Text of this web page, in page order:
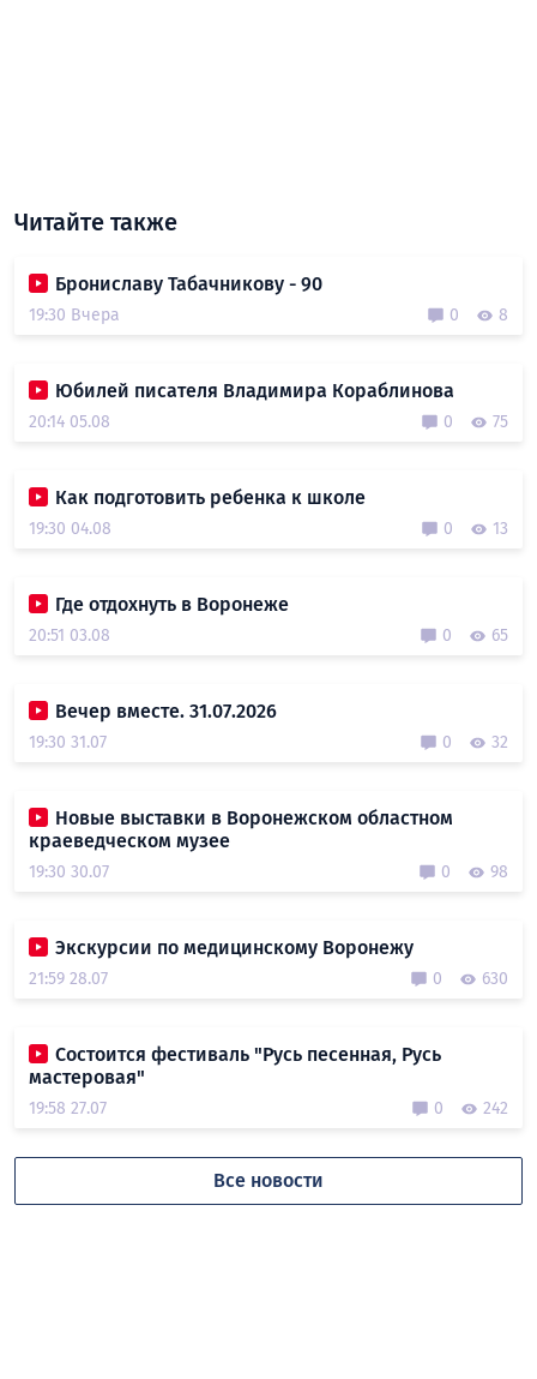
Читайте также
Брониславу Табачникову - 90
19:30 Вчера 0 8
Юбилей писателя Владимира Кораблинова
20:14 05.08 0 75
Как подготовить ребенка к школе
19:30 04.08 0 13
Где отдохнуть в Воронеже
20:51 03.08 0 65
Вечер вместе. 31.07.2026
19:30 31.07 0 32
Новые выставки в Воронежском областном
краеведческом музее
19:30 30.07 0 98
Экскурсии по медицинскому Воронежу
21:59 28.07 0 630
Состоится фестиваль "Русь песенная, Русь
мастеровая"
19:58 27.07 0 242
Все новости